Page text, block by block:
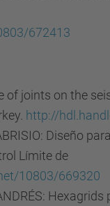
672413
of joints on the
http://
Diseño
Límite de
10803/669320